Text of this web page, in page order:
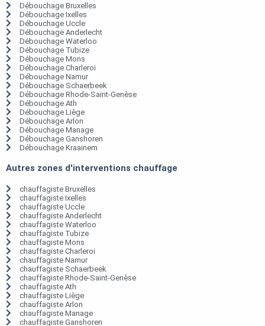
Débouchage Bruxelles
Débouchage Ixelles
Débouchage Uccle
Débouchage Anderlecht
Débouchage Waterloo
Débouchage Tubize
Débouchage Mons
Débouchage Charleroi
Débouchage Namur
Débouchage Schaerbeek
Débouchage Rhode-Saint-Genèse
Débouchage Ath
Débouchage Liège
Débouchage Arlon
Débouchage Manage
Débouchage Ganshoren
Débouchage Kraainem
Autres zones d'interventions chauffage
chauffagiste Bruxelles
chauffagiste Ixelles
chauffagiste Uccle
chauffagiste Anderlecht
chauffagiste Waterloo
chauffagiste Tubize
chauffagiste Mons
chauffagiste Charleroi
chauffagiste Namur
chauffagiste Schaerbeek
chauffagiste Rhode-Saint-Genèse
chauffagiste Ath
chauffagiste Liège
chauffagiste Arlon
chauffagiste Manage
chauffagiste Ganshoren